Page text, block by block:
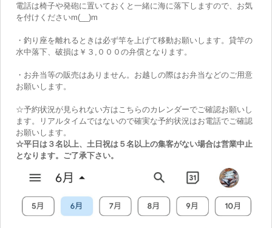
電話は椅子や発砲に置いておくと一緒に海に落下しますので、お気
を付けくださいm(__)m
・釣り座を離れるときは必ず竿を上げて移動お願いします。貸竿の
水中落下、破損は￥３,０００の弁償となります。
・お弁当等の販売はありません。お越しの際はお弁当などのご用意
お願いします。
☆予約状況が見られない方はこちらのカレンダーでご確認お願いし
ます。リアルタイムではないので確実な予約状況はお電話でご確認
お願いします。
☆平日は３名以上、土日祝は５名以上の集客がない場合は営業中止
となります。ご了承下さい。